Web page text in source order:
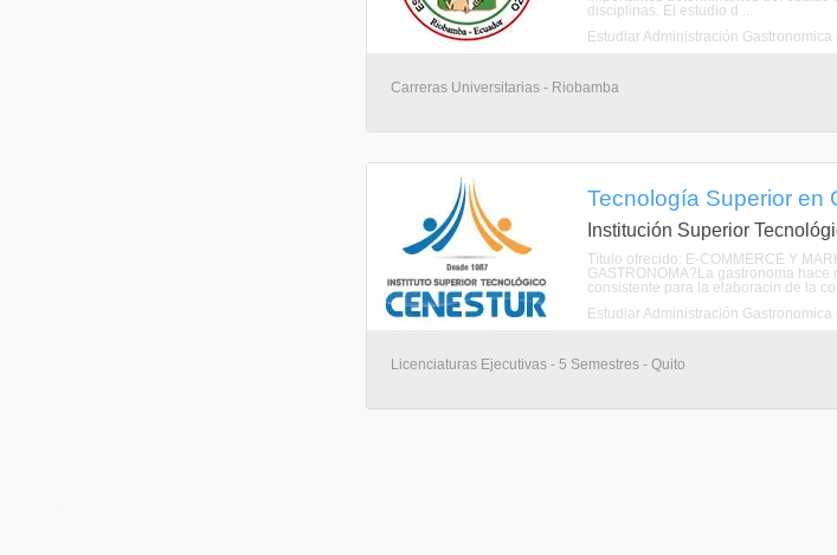
disciplinas. El estudio d ...
Estudiar Administración
Carreras Universitarias - Riobamba
Tecnología Superior en
Institución Superior
Título ofrecido: E-COMMERCE Y
GASTRONOMA?La gastronoma
consistente para la elaboracin de la
Estudiar Administración Gastronomica
Licenciaturas Ejecutivas - 5 Semestres - Quito